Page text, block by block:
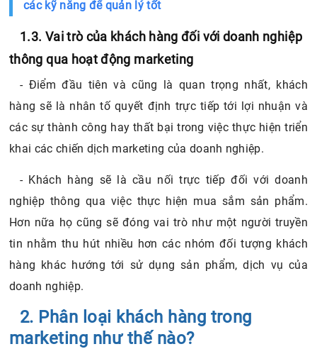
các kỹ năng để quản lý tốt
1.3. Vai trò của khách hàng đối với doanh nghiệp
thông qua hoạt động marketing
- Điểm đầu tiên và cũng là quan trọng nhất, khách
hàng sẽ là nhân tố quyết định trực tiếp tới lợi nhuận và
các sự thành công hay thất bại trong việc thực hiện triển
khai các chiến dịch marketing của doanh nghiệp.
- Khách hàng sẽ là cầu nối trực tiếp đối với doanh
nghiệp thông qua việc thực hiện mua sắm sản phẩm.
Hơn nữa họ cũng sẽ đóng vai trò như một người truyền
tin nhằm thu hút nhiều hơn các nhóm đối tượng khách
hàng khác hướng tới sử dụng sản phẩm, dịch vụ của
doanh nghiệp.
2. Phân loại khách hàng trong
marketing như thế nào?